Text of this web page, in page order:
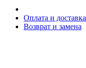
Оплата и доставка
Возврат и замена